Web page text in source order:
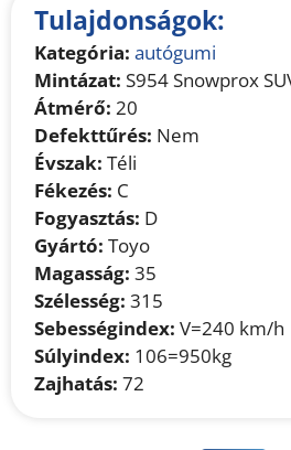
Tulajdonságok:
Kategória: autógumi
Mintázat: S954 Snowprox
Átmérő: 20
Defekttűrés: Nem
Évszak: Téli
Fékezés: C
Fogyasztás: D
Gyártó: Toyo
Magasság: 35
Szélesség: 315
Sebességindex: V=240 km/h
Súlyindex: 106=950kg
Zajhatás: 72